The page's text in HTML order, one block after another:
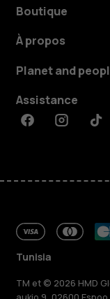
Boutique
À propos
Planet and
Assistance
FacebookInstagram
Tunisia
TM et © 2026 HMD